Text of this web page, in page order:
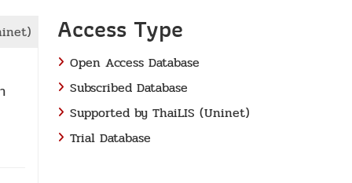
Access Type
Open Access Database
Subscribed Database
Supported by ThaiLIS (Uninet)
Trial Database